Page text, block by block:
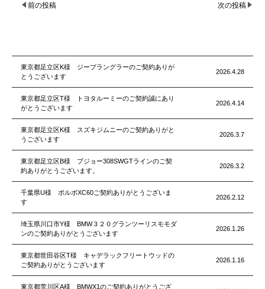
前の投稿 次の投稿
東京都足立区K様 ジープラングラーのご契約ありが
とうございます
2026.4.28
東京都足立区T様 トヨタルーミーのご契約誠にあり
がとうございます
2026.4.14
東京都足立区K様 スズキジムニーのご契約ありがと
うございます
2026.3.7
東京都足立区B様 プジョー308SWGTラインのご契
約ありがとうございます。
2026.3.2
千葉県U様 ボルボXC60ご契約ありがとうございま
す
2026.2.12
埼玉県川口市Y様 BMW３２０グランツーリスモモダ
ンのご契約ありがとうございます
2026.1.26
東京都世田谷区T様 キャデラックフリートウッドの
ご契約ありがとうございます
2026.1.16
東京都荒川区A様 BMWX1のご契約ありがとうござ